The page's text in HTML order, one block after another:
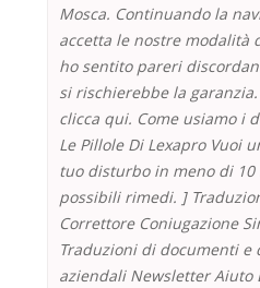
Mosca. Continuando la
accetta le nostre modalità
ho sentito pareri
si rischierebbe la
clicca qui. Come usiamo i
Le Pillole Di Lexapro Vuoi
tuo disturbo in meno di
possibili rimedi. ]
Correttore Coniugazione
Traduzioni di documenti e
aziendali Newsletter Aiuto